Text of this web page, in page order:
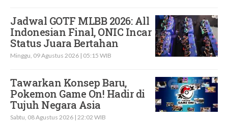
Jadwal GOTF MLBB 2026: All
Indonesian Final, ONIC Incar
Status Juara Bertahan
Minggu, 09 Agustus 2026 | 05:15 WIB
Tawarkan Konsep Baru,
Pokemon Game On! Hadir di
Tujuh Negara Asia
Sabtu, 08 Agustus 2026 | 22:02 WIB